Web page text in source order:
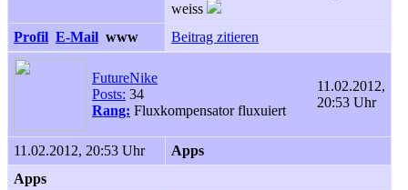
weiss
Profil E-Mail www Beitrag zitieren
FutureNike
Posts: 34
Rang: Fluxkompensator fluxuiert
11.02.2012,
20:53 Uhr
11.02.2012, 20:53 Uhr
Apps
Apps